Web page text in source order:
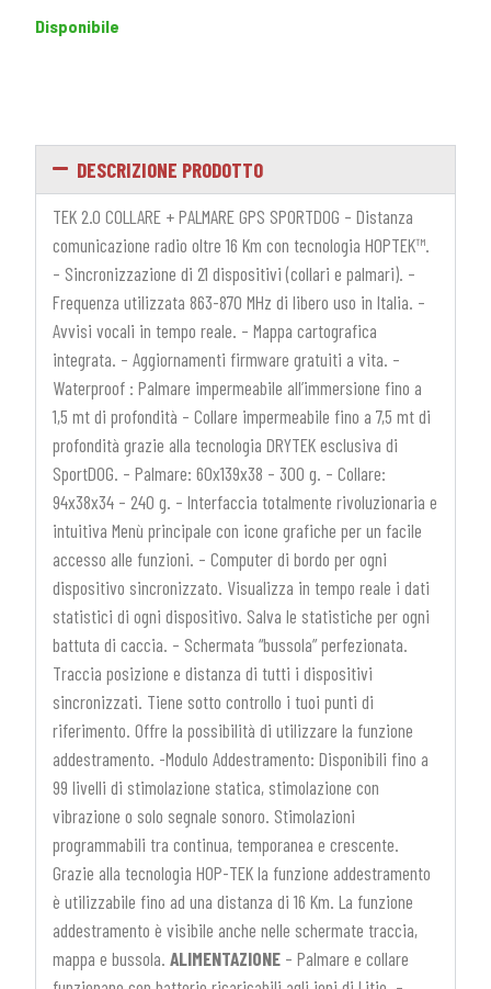
Disponibile
DESCRIZIONE PRODOTTO
TEK 2.0 COLLARE + PALMARE GPS SPORTDOG – Distanza
comunicazione radio oltre 16 Km con tecnologia HOPTEK™.
– Sincronizzazione di 21 dispositivi (collari e palmari). –
Frequenza utilizzata 863-870 MHz di libero uso in Italia. –
Avvisi vocali in tempo reale. – Mappa cartografica
integrata. – Aggiornamenti firmware gratuiti a vita. –
Waterproof : Palmare impermeabile all’immersione fino a
1,5 mt di profondità – Collare impermeabile fino a 7,5 mt di
profondità grazie alla tecnologia DRYTEK esclusiva di
SportDOG. – Palmare: 60x139x38 – 300 g. – Collare:
94x38x34 – 240 g. – Interfaccia totalmente rivoluzionaria e
intuitiva Menù principale con icone grafiche per un facile
accesso alle funzioni. – Computer di bordo per ogni
dispositivo sincronizzato. Visualizza in tempo reale i dati
statistici di ogni dispositivo. Salva le statistiche per ogni
battuta di caccia. – Schermata “bussola” perfezionata.
Traccia posizione e distanza di tutti i dispositivi
sincronizzati. Tiene sotto controllo i tuoi punti di
riferimento. Offre la possibilità di utilizzare la funzione
addestramento. -Modulo Addestramento: Disponibili fino a
99 livelli di stimolazione statica, stimolazione con
vibrazione o solo segnale sonoro. Stimolazioni
programmabili tra continua, temporanea e crescente.
Grazie alla tecnologia HOP-TEK la funzione addestramento
è utilizzabile fino ad una distanza di 16 Km. La funzione
addestramento è visibile anche nelle schermate traccia,
mappa e bussola. ALIMENTAZIONE – Palmare e collare